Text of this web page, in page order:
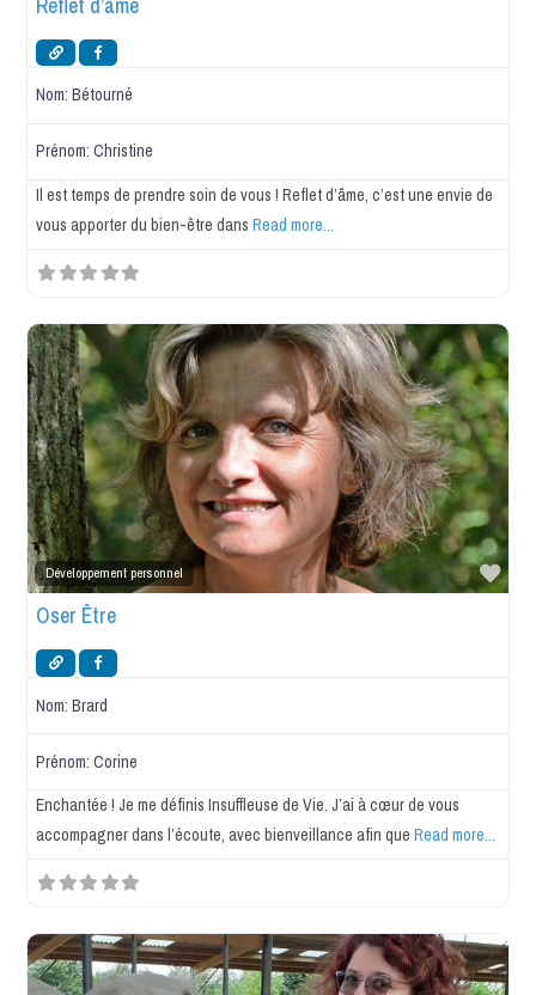
Nom:Bétourné
Prénom:Christine
Il est temps de prendre soin de vous ! Reflet d’âme, c’est une envie de
vous apporter du bien-être dansRead more...
Développement personnel
Oser Être
Nom:Brard
Prénom:Corine
Enchantée ! Je me définis Insuffleuse de Vie. J’ai à cœur de vous
accompagner dans l’écoute, avec bienveillance afin queRead more...